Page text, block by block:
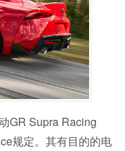
GR Supra Racing
规定。其有目的的电